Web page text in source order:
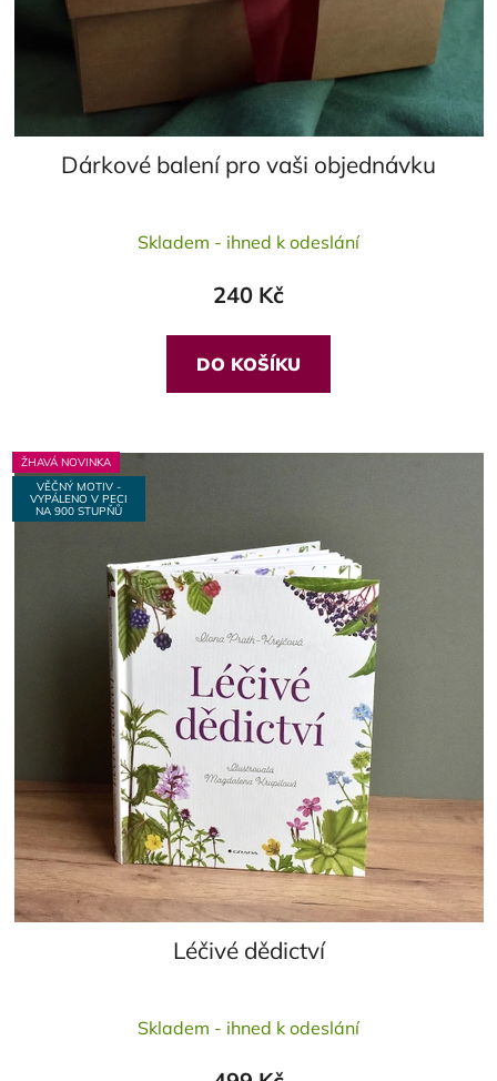
Dárkové balení pro vaši objednávku
Skladem - ihned k odeslání
240 Kč
DO KOŠÍKU
ŽHAVÁ NOVINKA
VĚČNÝ MOTIV -
VYPÁLENO V PECI
NA 900 STUPŇŮ
Léčivé dědictví
hodnocení
Skladem - ihned k odeslání